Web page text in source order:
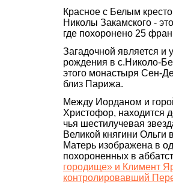
Красное с Белым
Николы Закамского -
где похоронено 25
Загадочной является и
рождения в с.Николо-
этого монастыря Сен-
близ Парижа.
Между Иорданом и
Христофор, находится
чья шестилучевая
Великой княгини Ольги
Матерь изображена в
похороненных в
городище» и Климент
контролировавший